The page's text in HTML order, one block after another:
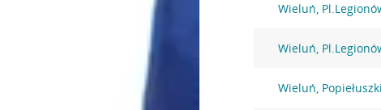
Wieluń,
Wieluń,
Wieluń,